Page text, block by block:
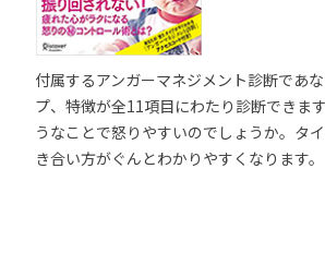
付属するアンガーマネジメント診断であ
プ、特徴が全11項目にわたり診断できま
うなことで怒りやすいのでしょうか。タ
き合い方がぐんとわかりやすくなります。